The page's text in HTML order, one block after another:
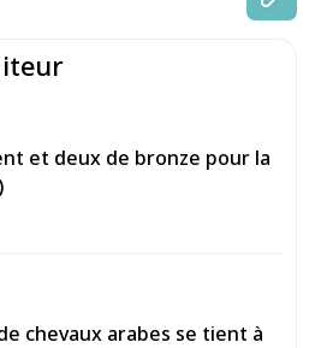
et deux de bronze pour la
chevaux arabes se tient à